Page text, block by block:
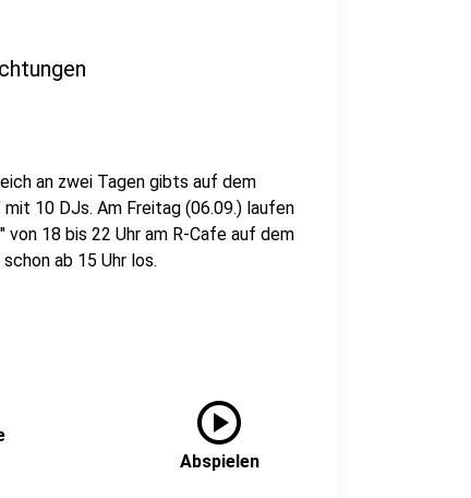
an zwei Tagen gibts auf dem
10 DJs. Am Freitag (06.09.) laufen
18 bis 22 Uhr am R-Cafe auf dem
ab 15 Uhr los.
play_circle
Abspielen